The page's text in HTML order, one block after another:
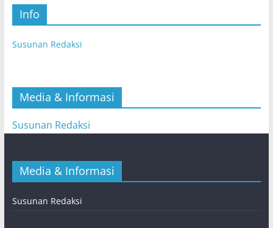
Info
Susunan Redaksi
Media & Informasi
Susunan Redaksi
Media & Informasi
Susunan Redaksi